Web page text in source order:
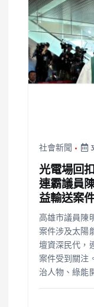
社會新聞
光電場回
連霸議員
益輸送案
高雄市議員陳
案件涉及太陽
壇資深民代，
案件受到關注
治人物、綠能